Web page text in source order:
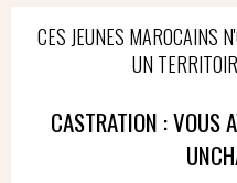
CES JEUNES MAROCAINS
UN
CASTRATION : VOUS